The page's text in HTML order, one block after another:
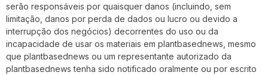
serão responsáveis ​​por quaisquer danos (incluindo, sem
limitação, danos por perda de dados ou lucro ou devido a
interrupção dos negócios) decorrentes do uso ou da
incapacidade de usar os materiais em plantbasednews, mesmo
que plantbasednews ou um representante autorizado da
plantbasednews tenha sido notificado oralmente ou por escrito